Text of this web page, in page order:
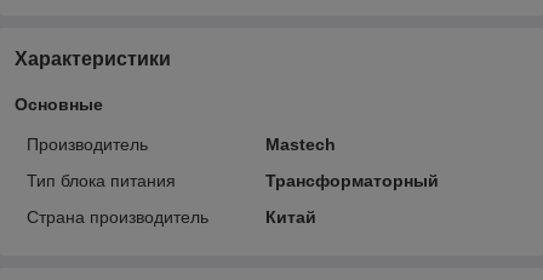
Характеристики
Основные
Производитель
Mastech
Тип блока питания
Трансформаторный
Страна производитель
Китай